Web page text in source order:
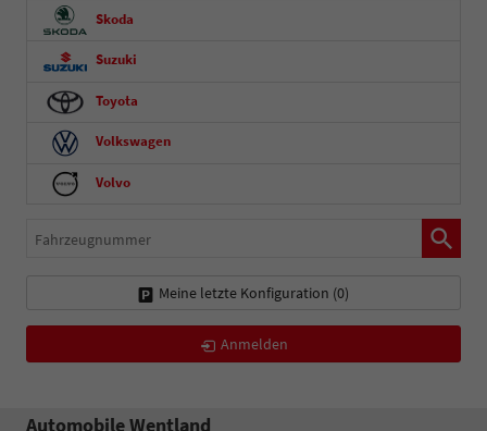
Skoda
Suzuki
Toyota
Volkswagen
Volvo
Fahrzeugnummer
Meine letzte Konfiguration (0)
Anmelden
Automobile Wentland